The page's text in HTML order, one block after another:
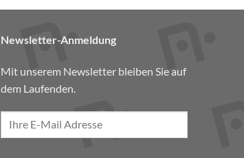
Newsletter-Anmeldung
Mit unserem Newsletter bleiben Sie auf
dem Laufenden.